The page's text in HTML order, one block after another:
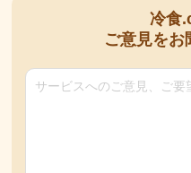
冷食
ご意見をお